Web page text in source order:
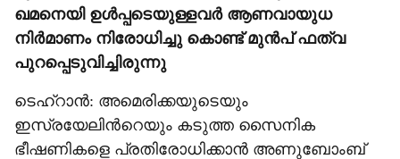
ഖമനെയി ഉൾപ്പടെയുള്ളവർ ആണവായുധ
നിർമാണം നിരോധിച്ചു കൊണ്ട് മുൻപ് ഫത്വ
പുറപ്പെടുവിച്ചിരുന്നു
ടെഹ്റാൻ: അമെരിക്കയുടെയും
ഇസ്രയേലിന്‍റെയും കടുത്ത സൈനിക
ഭീഷണികളെ പ്രതിരോധിക്കാൻ അണുബോംബ്